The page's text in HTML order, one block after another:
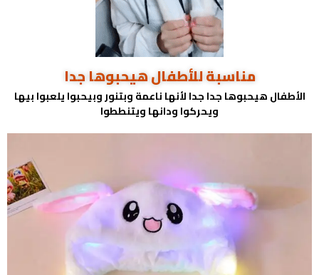
مناسبة للأطفال هيحبوها جدا
الأطفال هيحبوها جدا جدا لأنها ناعمة وبتنور وبيحبوا يلعبوا بيها
ويحركوا ودانها ويتنططوا